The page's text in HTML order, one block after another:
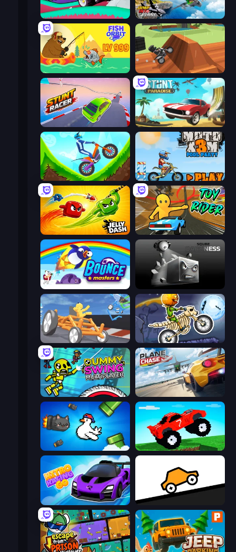
Merge & Construct Jump Into The Plane
Fish Orbit Blocky Trials
Stunt Racer Stunt Paradise
Hill Climb on Moto Bike Moto X3M 5: Pool Party
Jelly Dash Toy Rider
Bouncemasters Sqube Darkness
Draw Crash Race Moto X3M 6: Spooky Land
Crazy Dummy Swing Multiplayer Plane Chase
Honk Funny Mad Racing
Nitro Racing Go Bouncy Motors